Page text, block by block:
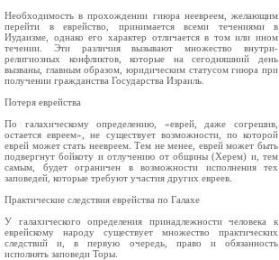
Необходимость в прохождении гиюра неевреем, желающим
перейти в еврейство, принимается всеми течениями в
Иудаизме, однако его характер отличается в том или ином
течении. Эти различия вызывают множество внутри-
религиозных конфликтов, которые на сегодняшний день
вызваны, главным образом, юридическим статусом гиюра при
получении гражданства Государства Израиль.
Потеря еврейства
По галахическому определению, «еврей, даже согрешив,
остается евреем», не существует возможности, по которой
еврей может стать неевреем. Тем не менее, еврей может быть
подвергнут бойкоту и отлучению от общины (Херем) и, тем
самым, будет ограничен в возможности исполнения тех
заповедей, которые требуют участия других евреев.
Практические следствия еврейства по Галахе
У галахического определения принадлежности человека к
еврейскому народу существует множество практических
следствий и, в первую очередь, право и обязанность
исполнять заповеди Торы.